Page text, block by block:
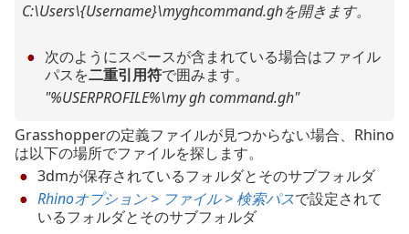
C:\Users\{Username}\myghcommand.ghを開きます。
次のようにスペースが含まれている場合はファイル
パスを二重引用符で囲みます。
"%USERPROFILE%\my gh command.gh"
Grasshopperの定義ファイルが見つからない場合、Rhino
は以下の場所でファイルを探します。
3dmが保存されているフォルダとそのサブフォルダ
Rhinoオプション > ファイル > 検索パスで設定されて
いるフォルダとそのサブフォルダ